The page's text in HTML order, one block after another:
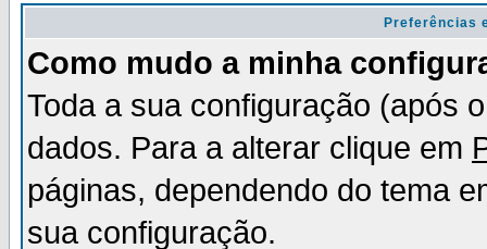
Preferências
Como mudo a minha
Toda a sua configuração (após
dados. Para a alterar clique em
páginas, dependendo do tema
sua configuração.